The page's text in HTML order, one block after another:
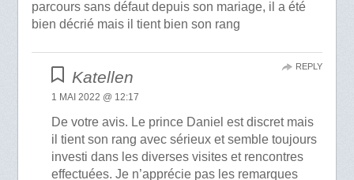
parcours sans défaut depuis son mariage, il a été
bien décrié mais il tient bien son rang
Katellen
1 MAI 2022 @ 12:17
De votre avis. Le prince Daniel est discret mais
il tient son rang avec sérieux et semble toujours
investi dans les diverses visites et rencontres
effectuées. Je n’apprécie pas les remarques
REPLY